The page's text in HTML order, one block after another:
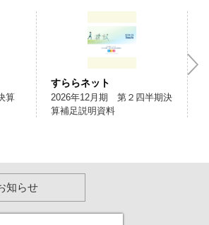
算
すららネット
2026年12月期 第２四半期決
算補足説明資料
知らせ